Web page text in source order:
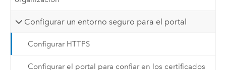
Configurar un entorno seguro para el portal
Configurar HTTPS
Configurar el portal para confiar en los certificados